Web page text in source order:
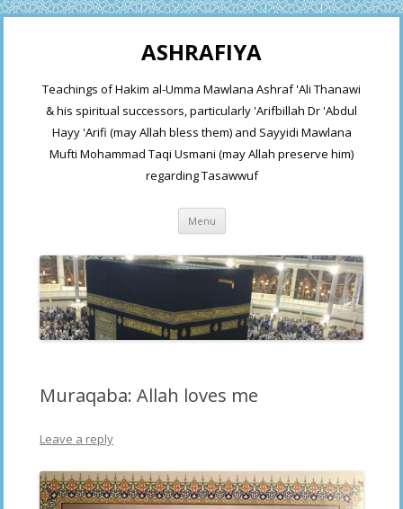
ASHRAFIYA
Teachings of Hakim al-Umma Mawlana Ashraf 'Ali Thanawi
& his spiritual successors, particularly 'Arifbillah Dr 'Abdul
Hayy 'Arifi (may Allah bless them) and Sayyidi Mawlana
Mufti Mohammad Taqi Usmani (may Allah preserve him)
regarding Tasawwuf
Menu Skip
content
Muraqaba: Allah loves me
Leave a reply